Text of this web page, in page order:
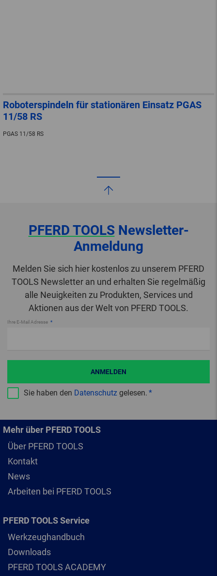
Roboterspindeln für stationären Einsatz PGAS
11/58 RS
PGAS 11/58 RS
PFERD TOOLSNewsletter-
Anmeldung
Melden Sie sich hier kostenlos zu unserem PFERD
TOOLS Newsletter an und erhalten Sie regelmäßig
alle Neuigkeiten zu Produkten, Services und
Aktionen aus der Welt von PFERD TOOLS.
Ihre E-Mail Adresse
Sie haben den Datenschutz gelesen.
ANMELDEN
Mehr über PFERD TOOLS
Über PFERD TOOLS
Kontakt
News
Arbeiten bei PFERD TOOLS
PFERD TOOLS Service
Werkzeughandbuch
Downloads
PFERD TOOLS ACADEMY